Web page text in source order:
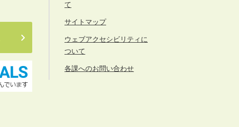
て
サイトマップ
ウェブアクセシビリティに
ついて
各課へのお問い合わせ